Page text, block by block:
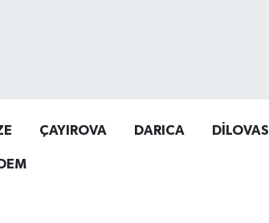
ÇAYIROVA DARICA DİLOVASI